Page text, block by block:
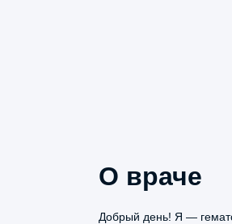
О враче
Добрый день! Я —
Название услуги